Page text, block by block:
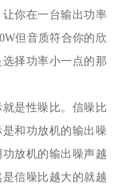
你在一台输出功率
但音质符合你的欣
择功率小一点的那
是性噪比。信噪比
和功放机的输出噪
放机的输出噪声越
信噪比越大的就越